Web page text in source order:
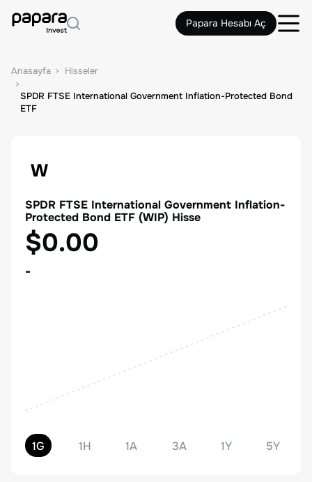
Papara Hesabı Aç
Anasayfa Hisseler
SPDR FTSE International Government Inflation-Protected Bond
ETF
W
SPDR FTSE International Government Inflation-
Protected Bond ETF (WIP) Hisse
$0.00
-
1G 1H 1A 3A 1Y 5Y